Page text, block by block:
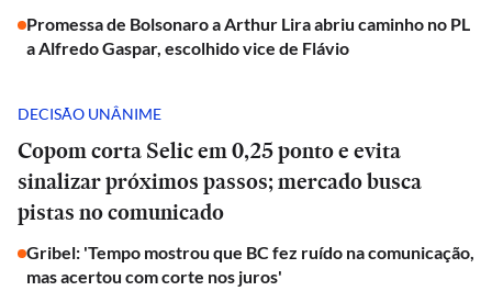
Promessa de Bolsonaro a Arthur Lira abriu caminho no PL
a Alfredo Gaspar, escolhido vice de Flávio
DECISÃO UNÂNIME
Copom corta Selic em 0,25 ponto e evita
sinalizar próximos passos; mercado busca
pistas no comunicado
Gribel: 'Tempo mostrou que BC fez ruído na comunicação,
mas acertou com corte nos juros'